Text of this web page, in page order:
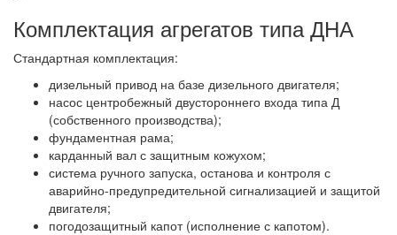
Комплектация агрегатов типа ДНА
Стандартная комплектация:
дизельный привод на базе дизельного двигателя;
насос центробежный двустороннего входа типа Д
(собственного производства);
фундаментная рама;
карданный вал с защитным кожухом;
система ручного запуска, останова и контроля с
аварийно-предупредительной сигнализацией и защитой
двигателя;
погодозащитный капот (исполнение с капотом).